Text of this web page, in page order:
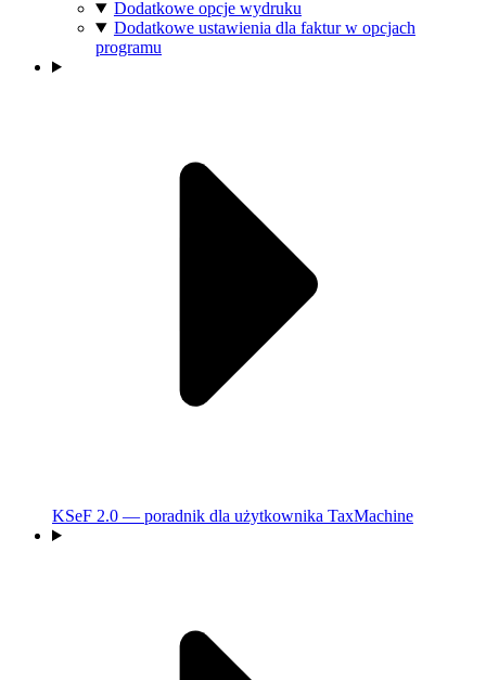
Dodatkowe opcje wydruku
Dodatkowe ustawienia dla faktur w opcjach
programu
KSeF 2.0 — poradnik dla użytkownika TaxMachine